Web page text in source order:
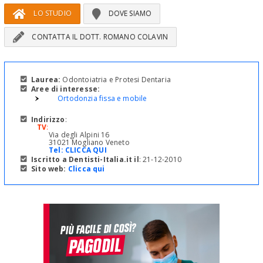
LO STUDIO DOVE SIAMO
CONTATTA IL DOTT. ROMANO COLAVIN
Laurea: Odontoiatria e Protesi Dentaria
Aree di interesse:
Ortodonzia fissa e mobile
Indirizzo:
TV:
Via degli Alpini 16
31021 Mogliano Veneto
Tel: CLICCA QUI
Iscritto a Dentisti-Italia.it il: 21-12-2010
Sito web: Clicca qui